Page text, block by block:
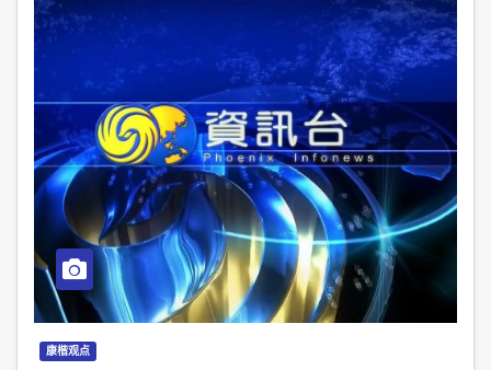
康楷观点